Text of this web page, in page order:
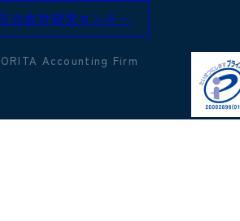
公会計研究センター
Accounting Firm